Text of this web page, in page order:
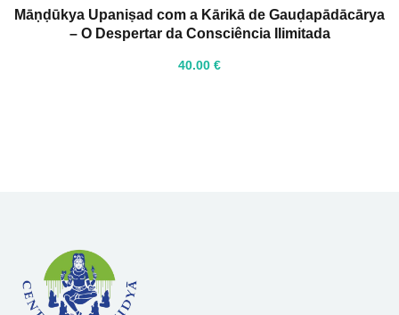
Māṇḍūkya Upaniṣad com a Kārikā de Gauḍapādācārya
– O Despertar da Consciência Ilimitada
40.00 €